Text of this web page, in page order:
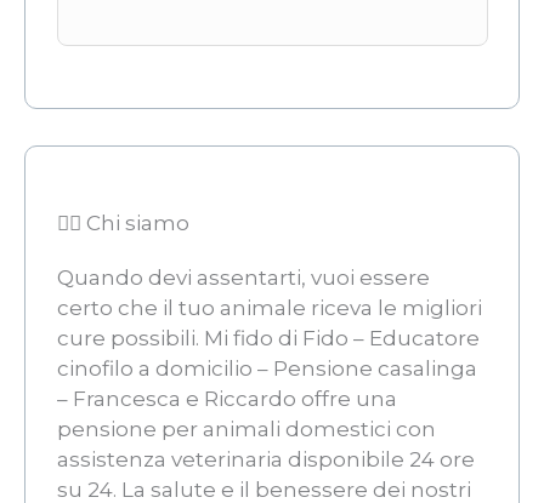
👨‍⚖️ Chi siamo
Quando devi assentarti, vuoi essere
certo che il tuo animale riceva le migliori
cure possibili. Mi fido di Fido – Educatore
cinofilo a domicilio – Pensione casalinga
– Francesca e Riccardo offre una
pensione per animali domestici con
assistenza veterinaria disponibile 24 ore
su 24. La salute e il benessere dei nostri